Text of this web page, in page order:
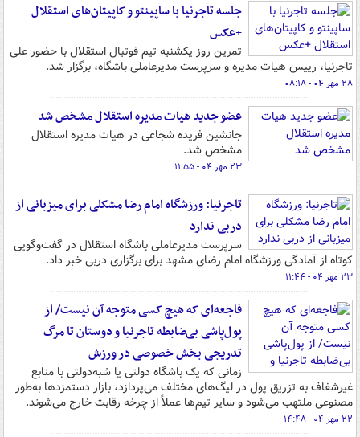
جلسه تاجرنیا با ساپینتو و کاپیتان‌های استقلال
+عکس
تمرین روز یکشنبه تیم فوتبال استقلال با حضور علی
تاجرنیا، رییس هیات مدیره و سرپرست مدیرعاملی باشگاه، برگزار شد.
۲۸ مهر ۰۴ - ۰۸:۱۸
عضو جدید هیات مدیره استقلال مشخص شد
جانشین فریده شجاعی در هیات مدیره استقلال
مشخص شد.
۲۳ مهر ۰۴ - ۱۱:۵۵
تاجرنیا: ورزشگاه امام رضا مشکلی برای میزبانی از
دربی ندارد
سرپرست مدیرعاملی باشگاه استقلال در گفت‌وگویی
کوتاه از آمادگی ورزشگاه امام رضای مشهد برای برگزاری دربی خبر داد.
۲۳ مهر ۰۴ - ۱۱:۴۴
فاجعه‌ای که هیچ کسی متوجه آن نیست/ از
پول‌پاشی بی‌ضابطه تاجرنیا و دوستان تا مرگ
تدریجی بخش خصوصی در ورزش
زمانی که یک باشگاه دولتی یا شبه‌دولتی با منابع
غیرشفاف به تزریق پول در لیگ‌های مختلف می‌پردازد، بازار دستمزدها به‌طور
مصنوعی ملتهب می‌شود و سایر تیم‌ها عملاً از چرخه رقابت خارج می‌شوند.
۲۲ مهر ۰۴ - ۱۴:۴۸